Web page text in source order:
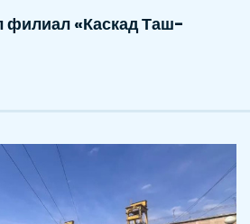
филиал «Каскад Таш-